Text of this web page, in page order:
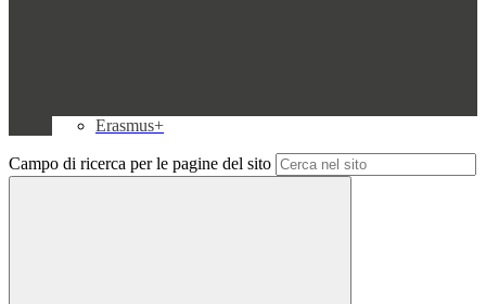
Erasmus+
Campo di ricerca per le pagine del sito